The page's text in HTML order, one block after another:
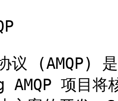
议 (AMQP)
项目将